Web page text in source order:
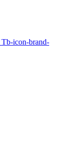
Tb-icon-brand-